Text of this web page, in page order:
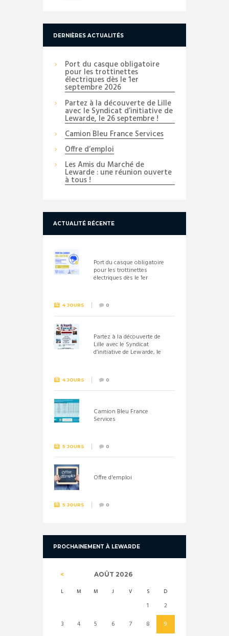
DERNIÈRES ACTUALITÉS
Port du casque obligatoire
pour les trottinettes
électriques dès le 1er
septembre 2026
Partez à la découverte de Lille
avec le Syndicat d’initiative de
Lewarde, le 26 septembre !
Camion Bleu France Services
Offre d’emploi
Les Amis du Marché de
Lewarde : une réunion ouverte
à tous !
ACTUALITÉ RÉCENTE
Port du casque obligatoire
pour les trottinettes
électriques dès le 1er
4 JOURS 0
Partez à la découverte de
Lille avec le Syndicat
d’initiative de Lewarde, le
4 JOURS 0
Camion Bleu France
Services
5 JOURS 0
Offre d'emploi
5 JOURS 0
PROCHAINEMENT À LEWARDE
AOÛT 2026
L M M J V S D
1
2
3
4 5 6 7 8 9